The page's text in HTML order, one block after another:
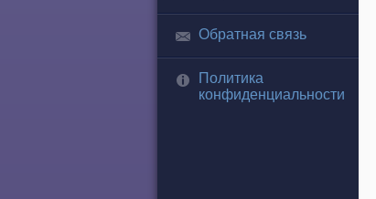
Обратная связь
Политика
конфиденциальности